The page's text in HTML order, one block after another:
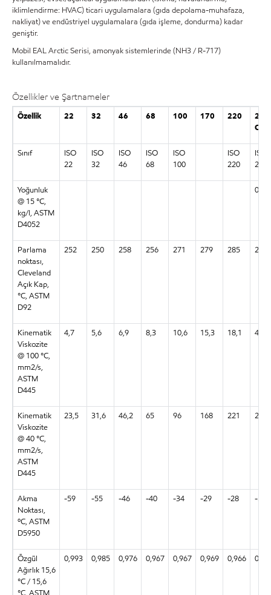
iklimlendirme: HVAC) ticari uygulamalara (gıda depolama-muhafaza,
nakliyat) ve endüstriyel uygulamalara (gıda işleme, dondurma) kadar
geniştir.
Mobil EAL Arctic Serisi, amonyak sistemlerinde (NH3 / R-717)
kullanılmamalıdır.
Özellikler ve Şartnameler
Özellik 22 32 46 68 100 170 220
22
CC
Sınıf
ISO
22
ISO
32
ISO
46
ISO
68
ISO
100
ISO
220
ISO
22
Yoğunluk
@ 15 °C,
kg/l, ASTM
D4052
Parlama
noktası,
Cleveland
Açık Kap,
°C, ASTM
D92
252 250 258 256 271 279 285 259
Kinematik
Viskozite
@ 100 °C,
mm2/s,
ASTM
D445
4,7 5,6 6,9 8,3 10,6 15,3 18,1 4,9
Kinematik
Viskozite
@ 40 °C,
mm2/s,
ASTM
D445
23,5 31,6 46,2 65 96 168 221 23,6
Akma
Noktası,
ºC, ASTM
D5950
-59 -55 -46 -40 -34 -29 -28 -58
Özgül
Ağırlık 15,6
°C / 15,6
0,993 0,985 0,976 0,967 0,967 0,969 0,966